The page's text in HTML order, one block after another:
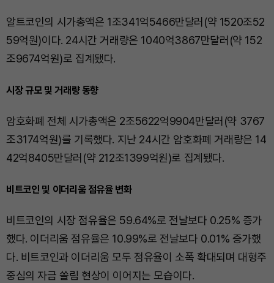
알트코인의 시가총액은 1조341억5466만달러(약 1520조52
59억원)이다. 24시간 거래량은 1040억3867만달러(약 152
조9674억원)로 집계됐다.
시장 규모 및 거래량 동향
암호화폐 전체 시가총액은 2조5622억9904만달러(약 3767
조3174억원)를 기록했다. 지난 24시간 암호화폐 거래량은 14
42억8405만달러(약 212조1399억원)로 집계됐다.
비트코인 및 이더리움 점유율 변화
비트코인의 시장 점유율은 59.64%로 전날보다 0.25% 증가
했다. 이더리움 점유율은 10.99%로 전날보다 0.01% 증가했
다. 비트코인과 이더리움 모두 점유율이 소폭 확대되며 대형주
중심의 자금 쏠림 현상이 이어지는 모습이다.